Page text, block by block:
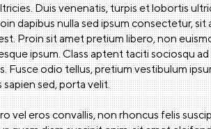
Duis venenatis, turpis et lobortis
dapibus nulla sed ipsum consectetur,
Proin sit amet pretium libero, non
ipsum. Class aptent taciti sociosqu
Fusce odio tellus, pretium vestibulum
sed, porta velit.
vel eros convallis, non rhoncus felis